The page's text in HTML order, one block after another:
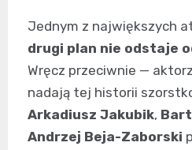
Jednym z największych
drugi plan nie odstaje
Wręcz przeciwnie —
nadają tej historii
Arkadiusz Jakubik,
Andrzej Beja-Zaborski